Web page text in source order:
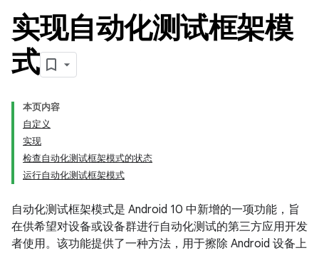
实现自动化测试框架模
式
本页内容
自定义
实现
检查自动化测试框架模式的状态
运行自动化测试框架模式
自动化测试框架模式是 Android 10 中新增的一项功能，旨
在供希望对设备或设备群进行自动化测试的第三方应用开发
者使用。该功能提供了一种方法，用于擦除 Android 设备上